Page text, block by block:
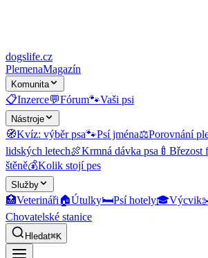
dogslife.cz
PlemenaMagazín
Komunita
📋Inzerce💬Fórum🐾Vaši psi
Nástroje
🧭Kvíz: výběr psa🐾Psí jména⚖️Porovnání
lidských letech🍖Krmná dávka psa 🍼 Březost
štěně💰Kolik stojí pes
Služby
🏥Veterináři🏠Útulky🛏️Psí hotely🎓Výcvik
Chovatelské stanice
Hledat⌘K